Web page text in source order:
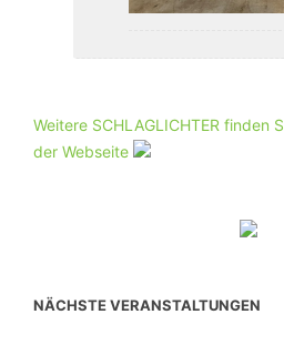
Weitere SCHLAGLICHTER finden
der Webseite
NÄCHSTE VERANSTALTUNGEN